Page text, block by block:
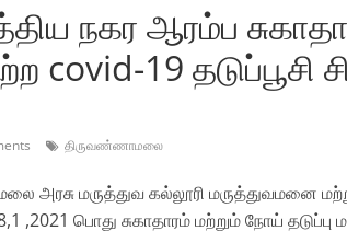
நகர ஆரம்ப
19 தடுப்பூசி
திருவண்ணாமலை
அரசு மருத்துவ கல்லூரி மருத்துவமனை
,2021 பொது சுகாதாரம் மற்றும் நோய் தடுப்பு